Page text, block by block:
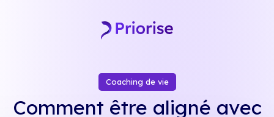
Coaching de vie
Comment être aligné avec